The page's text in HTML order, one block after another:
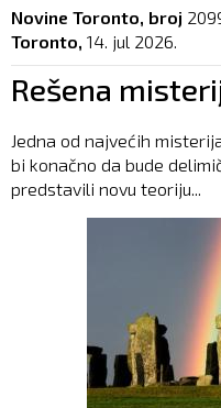
Novine Toronto, broj
Toronto, 14. jul 2026.
Rešena
Jedna od najvećih
bi konačno da bude
predstavili novu teoriju...